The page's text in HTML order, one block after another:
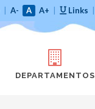
A- A A+ Links
DEPARTAMENTOS